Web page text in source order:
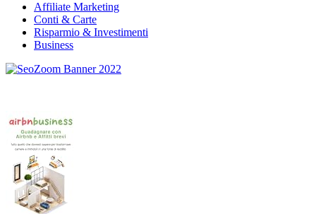
Affiliate Marketing
Conti & Carte
Risparmio & Investimenti
Business